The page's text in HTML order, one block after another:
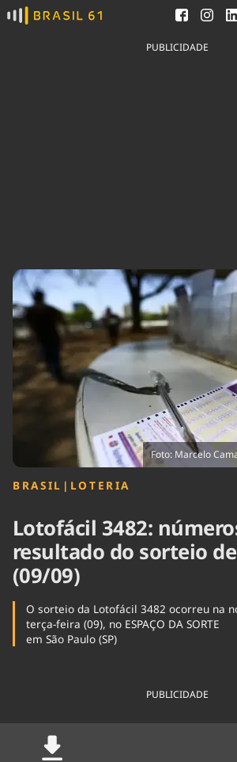
Ver todas as notícias
Agronegócios
Brasil
Brasil Mineral
Ciência &
Tecnologia
Cinema
Comportamento
Cultura
Economia
Educação
Internacional
Saúde
PUBLICIDADE
Foto: Marcelo
BRASIL | LOTERIA
Lotofácil 3482:
resultado do sorteio
(09/09)
O sorteio da Lotofácil 3482 ocorreu na
terça-feira (09), no ESPAÇO DA SORTE
em São Paulo (SP)
PUBLICIDADE